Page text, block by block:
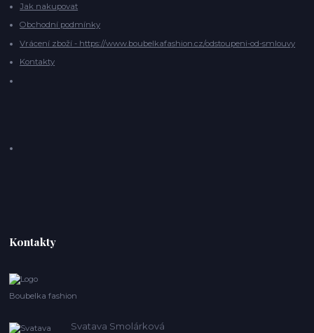
Jak nakupovat
Obchodní podmínky
Vrácení zboží - https://www.boubelkafashion.cz/odstoupeni-od-smlouvy
Kontakty
Kontakty
Boubelka fashion
Svatava Smolárková